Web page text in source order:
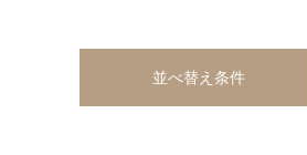
並べ替え条件